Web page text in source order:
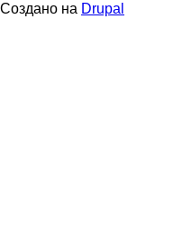
Создано на Drupal